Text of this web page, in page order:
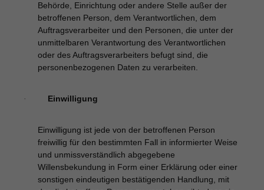
Behörde, Einrichtung oder andere Stelle außer der
betroffenen Person, dem Verantwortlichen, dem
Auftragsverarbeiter und den Personen, die unter der
unmittelbaren Verantwortung des Verantwortlichen
oder des Auftragsverarbeiters befugt sind, die
personenbezogenen Daten zu verarbeiten.
· Einwilligung
Einwilligung ist jede von der betroffenen Person
freiwillig für den bestimmten Fall in informierter Weise
und unmissverständlich abgegebene
Willensbekundung in Form einer Erklärung oder einer
sonstigen eindeutigen bestätigenden Handlung, mit